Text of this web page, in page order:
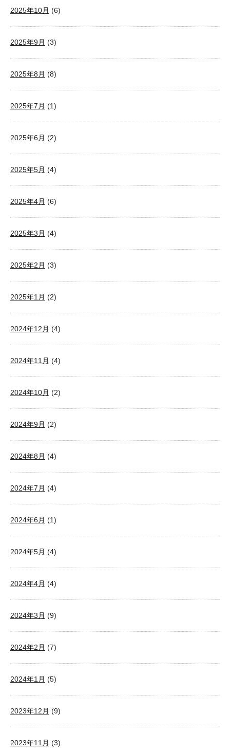
2025年10月 (6)
2025年9月 (3)
2025年8月 (8)
2025年7月 (1)
2025年6月 (2)
2025年5月 (4)
2025年4月 (6)
2025年3月 (4)
2025年2月 (3)
2025年1月 (2)
2024年12月 (4)
2024年11月 (4)
2024年10月 (2)
2024年9月 (2)
2024年8月 (4)
2024年7月 (4)
2024年6月 (1)
2024年5月 (4)
2024年4月 (4)
2024年3月 (9)
2024年2月 (7)
2024年1月 (5)
2023年12月 (9)
2023年11月 (3)